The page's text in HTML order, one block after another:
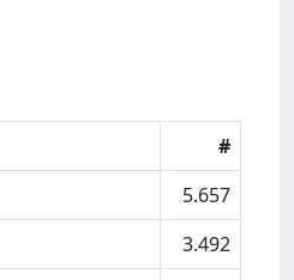
#
5.657
3.492